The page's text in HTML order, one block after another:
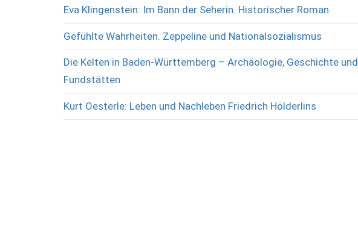
Eva Klingenstein: Im Bann der Seherin. Historischer Roman
Gefühlte Wahrheiten. Zeppeline und Nationalsozialismus
Die Kelten in Baden-Württemberg – Archäologie, Geschichte und
Fundstätten
Kurt Oesterle: Leben und Nachleben Friedrich Hölderlins